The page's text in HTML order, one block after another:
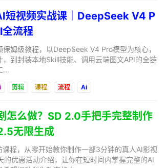
短视频实战课｜DeepSeek V4 P
流程
姆级教程，以DeepSeek V4 Pro模型为核心，
到封装本地Skill技能、调用云端图文API的全链
...
剪辑 课程 流程 Ai
怎么做？SD 2.0手把手完整制作
无限生成
程，从零开始教你制作一部3分钟的真人AI影视
优惠活动介绍，让你在短时间内掌握完整的AI